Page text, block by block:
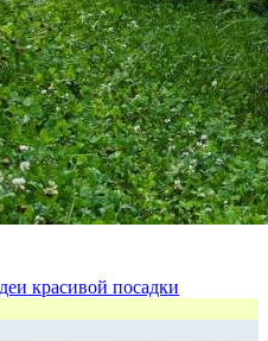
красивой посадки